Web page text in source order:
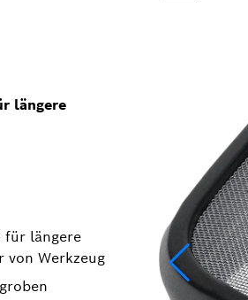
längere
für längere
von Werkzeug